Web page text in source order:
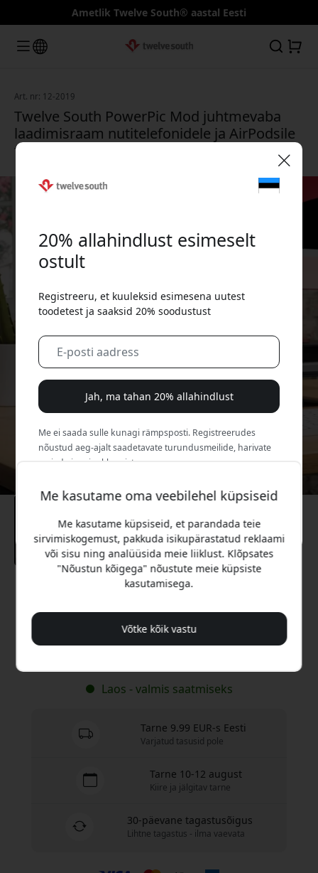
Ametlik Twelve South® aastal Eesti
Art. nr: 12-2019
Twelve South PowerPic Mod juhtmevaba
laadimisraam nutitelefonidele ja AirPodsile
fotoga 10 x 15 cm - Must
Soovitatav hind
49.99 EUR
Laos - valmis saatmiseks
Tarne 9.99 EUR-s Eesti
Varjatud tasusid pole
Tarne 10-12 august
Kiire ja jälgitav tarne
30-päevane tagastusõigus
Lihtne tagastus - ilma vaevata
Me kasutame oma veebilehel küpsiseid
Me kasutame küpsiseid, et parandada teie
sirvimiskogemust, pakkuda isikupärastatud reklaami
või sisu ning analüüsida meie liiklust. Klõpsates
"Nõustun kõigega" nõustute meie küpsiste
kasutamisega.
Võtke kõik vastu
20% allahindlust esimeselt
ostult
Registreeru, et kuuleksid esimesena uutest
toodetest ja saaksid 20% soodustust
Jah, ma tahan 20% allahindlust
Me ei saada sulle kunagi rämpsposti. Registreerudes
nõustud aeg-ajalt saadetavate turundusmeilide, harivate
sarjade ja eripakkumistega.
Ei, ma eelistaksin täishinda maksta.
🎉 Sinu sooduskood:
Kasuta seda koodi kassas, et saada 20%
allahindlust.